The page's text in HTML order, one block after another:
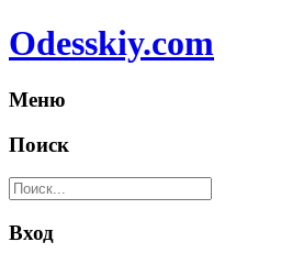
Odesskiy.com
Меню
Поиск
Вход